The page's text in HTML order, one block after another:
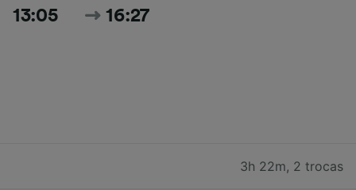
13:05 16:27
3h 22m, 2 trocas